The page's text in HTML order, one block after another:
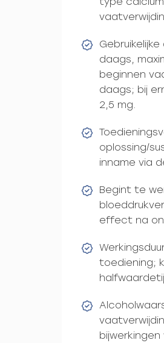
daags,
beginnen
daags; bij
2,5 mg.
oplossing/
inname via
Begint te
effect na
toediening;